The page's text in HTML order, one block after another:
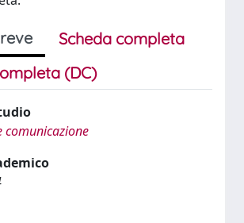
Scheda completa
(DC)
comunicazione